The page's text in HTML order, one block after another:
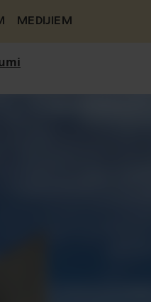
MEDIJIEM